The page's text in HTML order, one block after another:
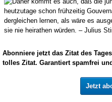
Abonniere jetzt das Zitat des
tolles Zitat. Garantiert spamfrei
Jetzt